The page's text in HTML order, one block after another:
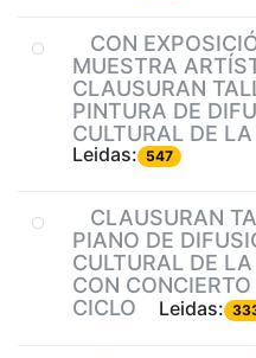
CON
MUESTRA
CLAUSURAN
PINTURA DE
CULTURAL DE
Leidas: 547
CLAUSURAN
PIANO DE
CULTURAL DE
CON
CICLO
Leidas: